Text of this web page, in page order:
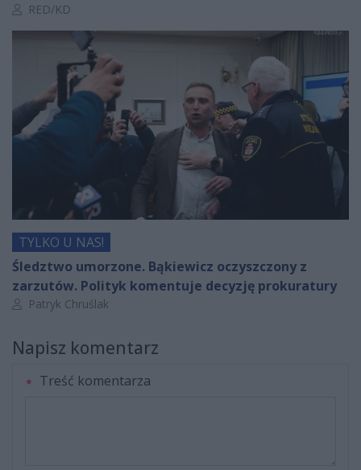
Autor artykułu:
RED/KD
TYLKO U NAS!
Śledztwo umorzone. Bąkiewicz oczyszczony z
zarzutów. Polityk komentuje decyzję prokuratury
Autor artykułu:
Patryk Chruślak
Napisz komentarz
Treść komentarza